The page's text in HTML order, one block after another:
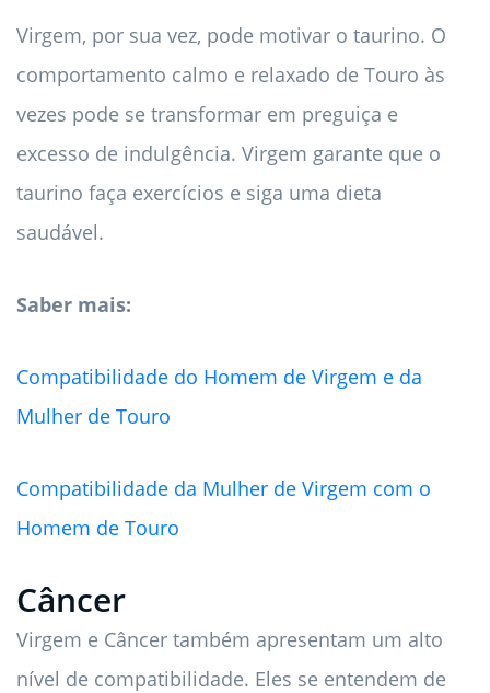
Virgem, por sua vez, pode motivar o taurino. O
comportamento calmo e relaxado de Touro às
vezes pode se transformar em preguiça e
excesso de indulgência. Virgem garante que o
taurino faça exercícios e siga uma dieta
saudável.
Saber mais:
Compatibilidade do Homem de Virgem e da
Mulher de Touro
Compatibilidade da Mulher de Virgem com o
Homem de Touro
Câncer
Virgem e Câncer também apresentam um alto
nível de compatibilidade. Eles se entendem de